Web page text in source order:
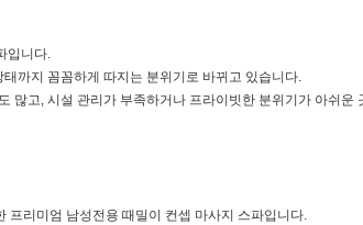
입니다.
까지 꼼꼼하게 따지는 분위기로 바뀌고 있습니다.
많고, 시설 관리가 부족하거나 프라이빗한 분위기가 아쉬운
프리미엄 남성전용 때밀이 컨셉 마사지 스파입니다.